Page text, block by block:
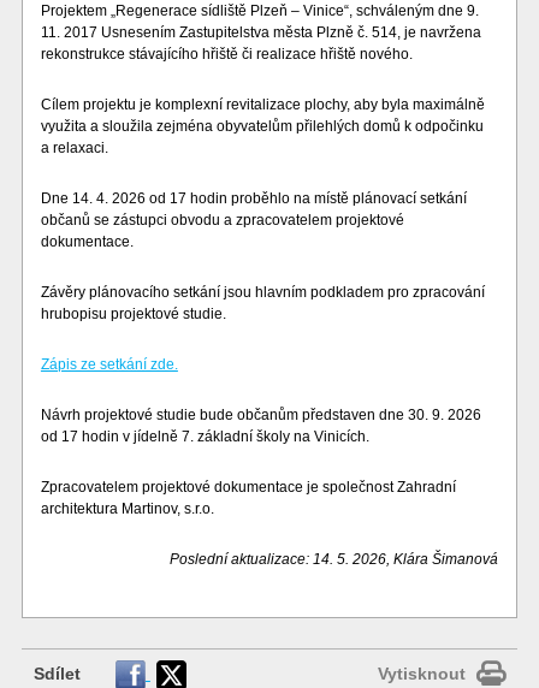
Projektem „Regenerace sídliště Plzeň – Vinice“, schváleným dne 9.
11. 2017 Usnesením Zastupitelstva města Plzně č. 514, je navržena
rekonstrukce stávajícího hřiště či realizace hřiště nového.
Cílem projektu je komplexní revitalizace plochy, aby byla maximálně
využita a sloužila zejména obyvatelům přilehlých domů k odpočinku
a relaxaci.
Dne 14. 4. 2026 od 17 hodin proběhlo na místě plánovací setkání
občanů se zástupci obvodu a zpracovatelem projektové
dokumentace.
Závěry plánovacího setkání jsou hlavním podkladem pro zpracování
hrubopisu projektové studie.
Zápis ze setkání zde.
Návrh projektové studie bude občanům představen dne 30. 9. 2026
od 17 hodin v jídelně 7. základní školy na Vinicích.
Zpracovatelem projektové dokumentace je společnost Zahradní
architektura Martinov, s.r.o.
Poslední aktualizace: 14. 5. 2026, Klára Šimanová
Sdílet Vytisknout